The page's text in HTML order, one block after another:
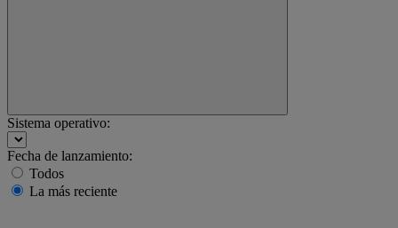
Sistema operativo:
Fecha de lanzamiento:
Todos
La más reciente